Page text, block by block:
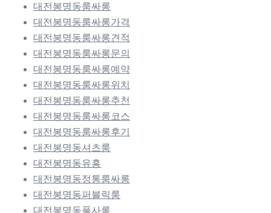
대전봉명동룸싸롱
대전봉명동룸싸롱가격
대전봉명동룸싸롱견적
대전봉명동룸싸롱문의
대전봉명동룸싸롱예약
대전봉명동룸싸롱위치
대전봉명동룸싸롱추천
대전봉명동룸싸롱코스
대전봉명동룸싸롱후기
대전봉명동셔츠룸
대전봉명동유흥
대전봉명동정통룸싸롱
대전봉명동퍼블릭룸
대전봉명동풀사롱